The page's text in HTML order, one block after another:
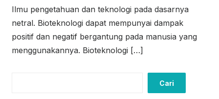
Ilmu pengetahuan dan teknologi pada dasarnya
netral. Bioteknologi dapat mempunyai dampak
positif dan negatif bergantung pada manusia yang
menggunakannya. Bioteknologi […]
Cari